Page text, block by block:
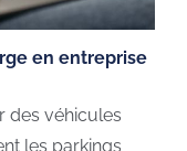
en entreprise
des véhicules
les parkings